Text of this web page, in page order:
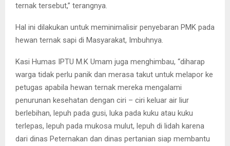
ternak tersebut,” terangnya.
Hal ini dilakukan untuk meminimalisir penyebaran PMK pada
hewan ternak sapi di Masyarakat, Imbuhnya.
Kasi Humas IPTU M.K Umam juga menghimbau, “diharap
warga tidak perlu panik dan merasa takut untuk melapor ke
petugas apabila hewan ternak mereka mengalami
penurunan kesehatan dengan ciri – ciri keluar air liur
berlebihan, lepuh pada gusi, luka pada kuku atau kuku
terlepas, lepuh pada mukosa mulut, lepuh di lidah karena
dari dinas Peternakan dan dinas pertanian siap membantu